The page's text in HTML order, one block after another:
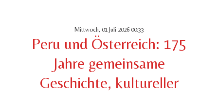
Mittwoch, 01 Juli 2026 00:33
Peru und Österreich: 175
Jahre gemeinsame
Geschichte, kultureller